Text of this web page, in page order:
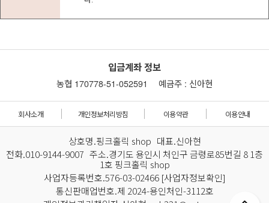
입금계좌 정보
농협 170778-51-052591 예금주 : 신아현
회사소개 개인정보처리방침 이용약관 이용안내
상호명.핑크홀릭 shop 대표.신아현
전화.010-9144-9007 주소.경기도 용인시 처인구 금령로85번길 8 1층
1호 핑크홀릭 shop
사업자등록번호.576-03-02466 [사업자정보확인]
통신판매업번호.제 2024-용인처인-3112호